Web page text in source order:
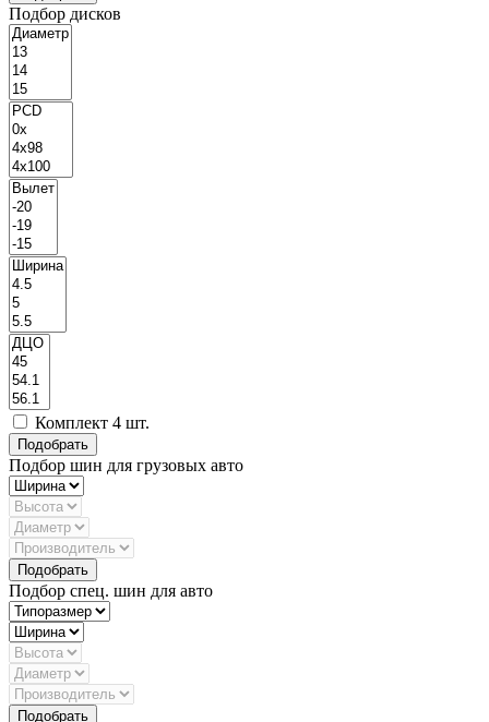
Подбор дисков
Комплект 4 шт.
Подбор шин для грузовых авто
Подбор спец. шин для авто